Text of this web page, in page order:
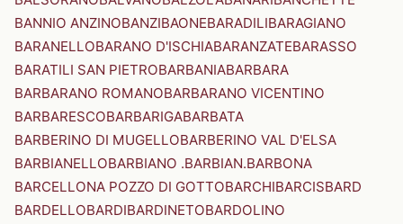
BANNIO ANZINOBANZIBAONEBARADILIBARAGIANO
BARANELLOBARANO D'ISCHIABARANZATEBARASSO
BARATILI SAN PIETROBARBANIABARBARA
BARBARANO ROMANOBARBARANO VICENTINO
BARBARESCOBARBARIGABARBATA
BARBERINO DI MUGELLOBARBERINO VAL D'ELSA
BARBIANELLOBARBIANO .BARBIAN.BARBONA
BARCELLONA POZZO DI GOTTOBARCHIBARCISBARD
BARDELLOBARDIBARDINETOBARDOLINO